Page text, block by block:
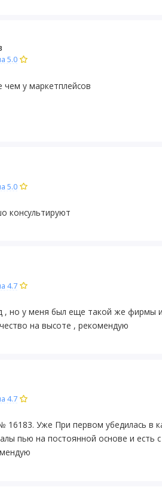
5.0
чем у маркетплейсов
5.0
консультируют
4.7
, но у меня был еще такой же фирмы
на высоте , рекомендую
4.7
16183. Уже При первом убедилась в
пью на постоянной основе и есть